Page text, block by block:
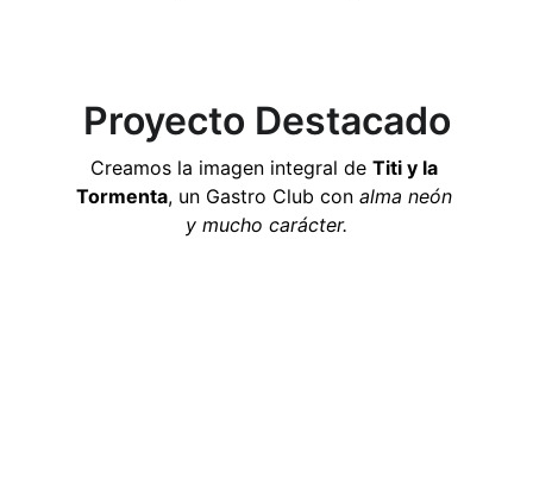
Proyecto Destacado
Creamos la imagen integral de Titi y la
Tormenta, un Gastro Club con alma neón
y mucho carácter.